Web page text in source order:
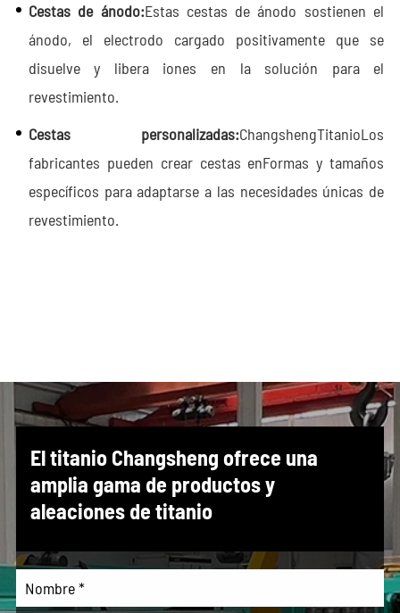
Cestas de ánodo:Estas cestas de ánodo sostienen el
ánodo, el electrodo cargado positivamente que se
disuelve y libera iones en la solución para el
revestimiento.
Cestas personalizadas:ChangshengTitanioLos
fabricantes pueden crear cestas enFormas y tamaños
específicos para adaptarse a las necesidades únicas de
revestimiento.
El titanio Changsheng ofrece una
amplia gama de productos y
aleaciones de titanio